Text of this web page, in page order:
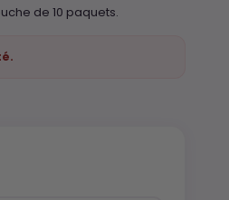
de 10 paquets.